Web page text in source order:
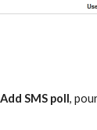
Add SMS poll,